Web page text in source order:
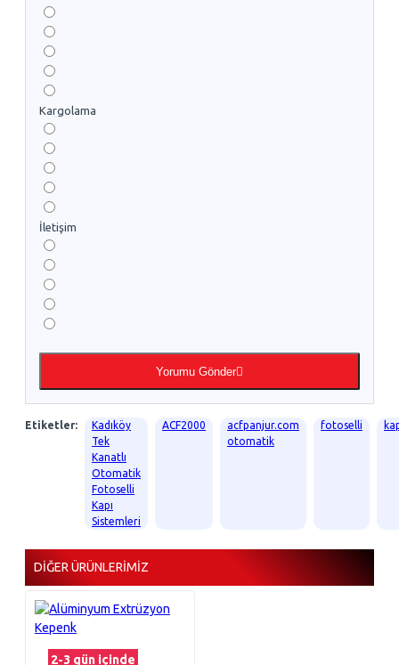
Kargolama
İletişim
Yorumu Gönder
Etiketler:
Kadıköy
Tek
Kanatlı
Otomatik
Fotoselli
Kapı
Sistemleri
ACF2000
acfpanjur.com
otomatik
fotoselli
DIĞER ÜRÜNLERIMIZ
2-3 gün içinde